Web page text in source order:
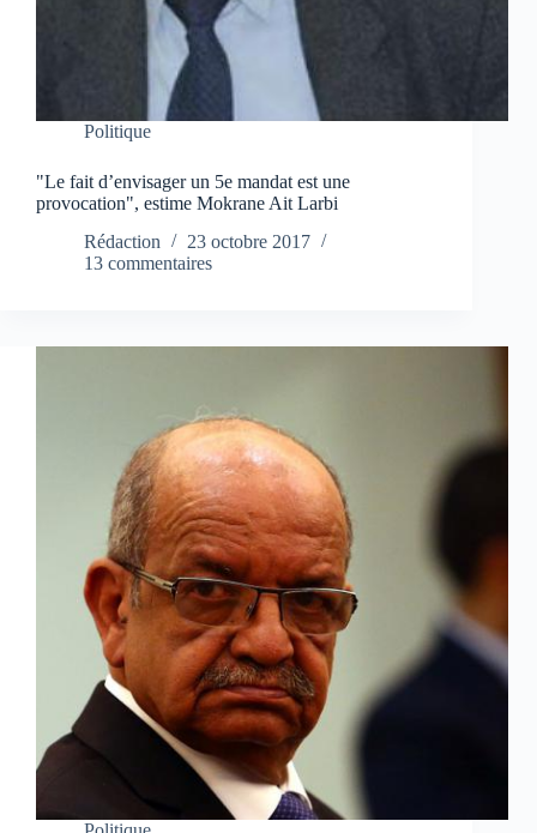
Politique
"Le fait d’envisager un 5e mandat est une
provocation", estime Mokrane Ait Larbi
Rédaction
23 octobre 2017
13 commentaires